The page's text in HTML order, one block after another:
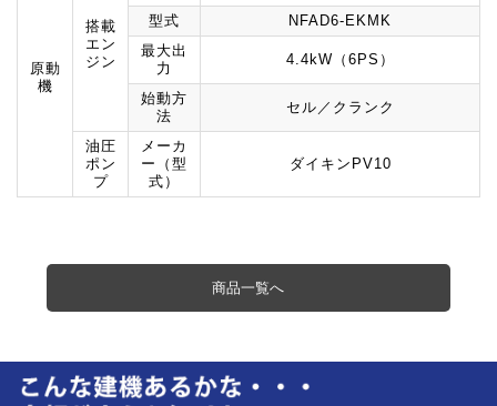
原動
機
搭載
エン
ジン
型式
NFAD6-EKMK
最大出
力
4.4kW（6PS）
始動方
法
セル／クランク
油圧
ポン
プ
メーカ
ー（型
式）
ダイキンPV10
商品一覧へ